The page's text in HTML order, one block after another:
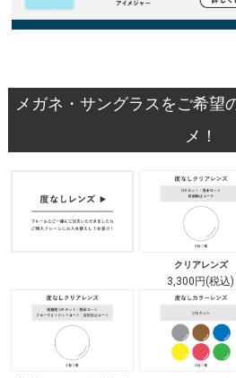
メガネ・サングラスをご希望
メ！
クリアレンズ
3,300円(税込)